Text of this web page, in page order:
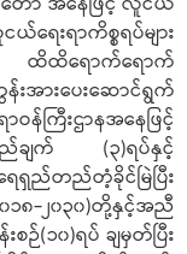
ေးရာကိစ္စရပ်များ
ထိရောက်ရောက်
ားပေးဆောင်ရွက်
ဝန်ကြီးဌာနအနေဖြင့်
ချက် (၃)ရပ်နှင့်
ေရှည်တည်တံ့ခိုင်မြဲပြီး
၁၈-၂၀၃၀)တို့နှင့်အညီ
စဉ်(၁၀)ရပ် ချမှတ်ပြီး